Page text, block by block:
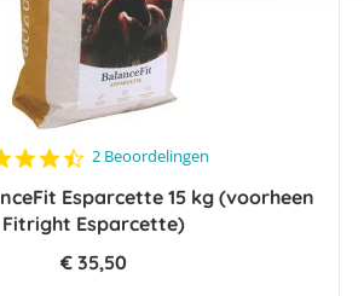
4.5
rating
2 Beoordelingen
Esparcette 15 kg (voorheen
Fitright Esparcette)
€ 35,50